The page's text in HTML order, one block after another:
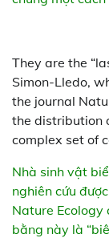
They are the
Simon-Lledo,
the journal
the distribution
complex set of
Nhà sinh vật
nghiên cứu
Nature Ecology
bằng này là